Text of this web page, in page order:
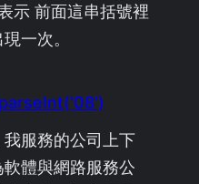
示 前面這串括號裡
一次。
服務的公司上下
體與網路服務公